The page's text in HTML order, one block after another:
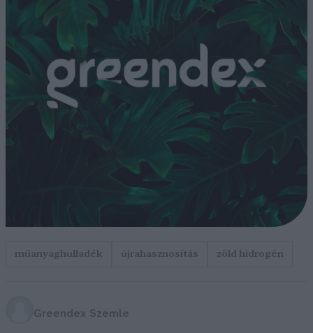
műanyaghulladék újrahasznosítás zöld hidrogén
Greendex Szemle